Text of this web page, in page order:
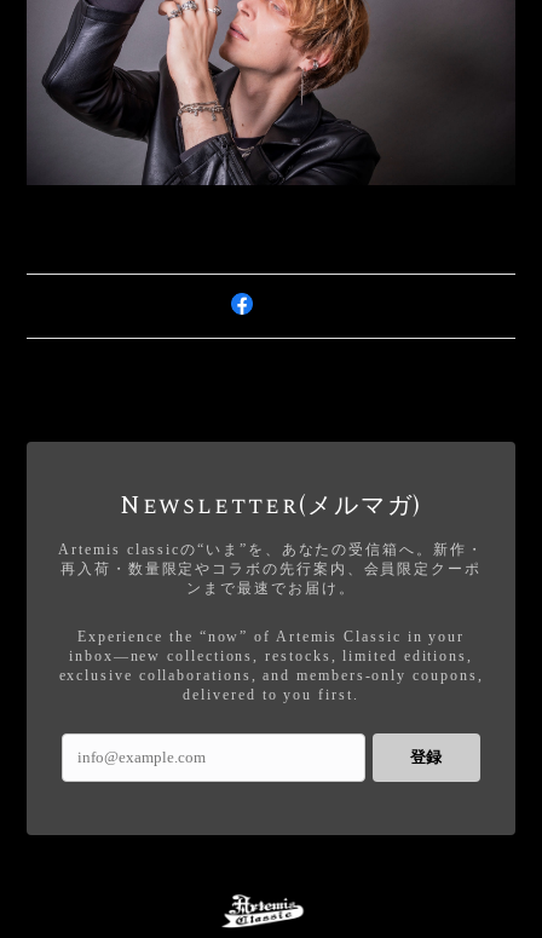
Newsletter(メルマガ)
Artemis classicの“いま”を、あなたの受信箱へ。新作・
再入荷・数量限定やコラボの先行案内、会員限定クーポ
ンまで最速でお届け。
Experience the “now” of Artemis Classic in your
inbox—new collections, restocks, limited editions,
exclusive collaborations, and members-only coupons,
delivered to you first.
登録